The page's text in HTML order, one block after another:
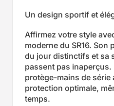
Un design sportif et
Affirmez votre style
moderne du SR16. Son
du jour distinctifs et sa
passent pas inaperçus.
protège-mains de série
protection optimale,
temps.